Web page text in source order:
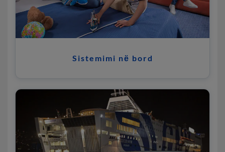
Sistemimi nё bord